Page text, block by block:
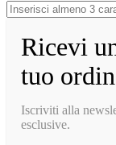
Ricevi
tuo
Iscriviti alla
esclusive.